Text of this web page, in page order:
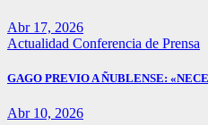
Abr 17, 2026
Actualidad Conferencia de Prensa
GAGO PREVIO A ÑUBLENSE:
Abr 10, 2026